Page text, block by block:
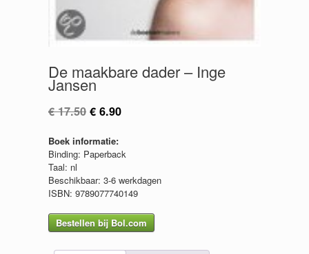
De maakbare dader – Inge
Jansen
€17.50 Oorspronkelijke
was:
€ 17.50.
€ 6.90Huidige
€ 6.90.
Boek informatie:
Binding: Paperback
Taal: nl
Beschikbaar: 3-6 werkdagen
ISBN: 9789077740149
Bestellen bij Bol.com